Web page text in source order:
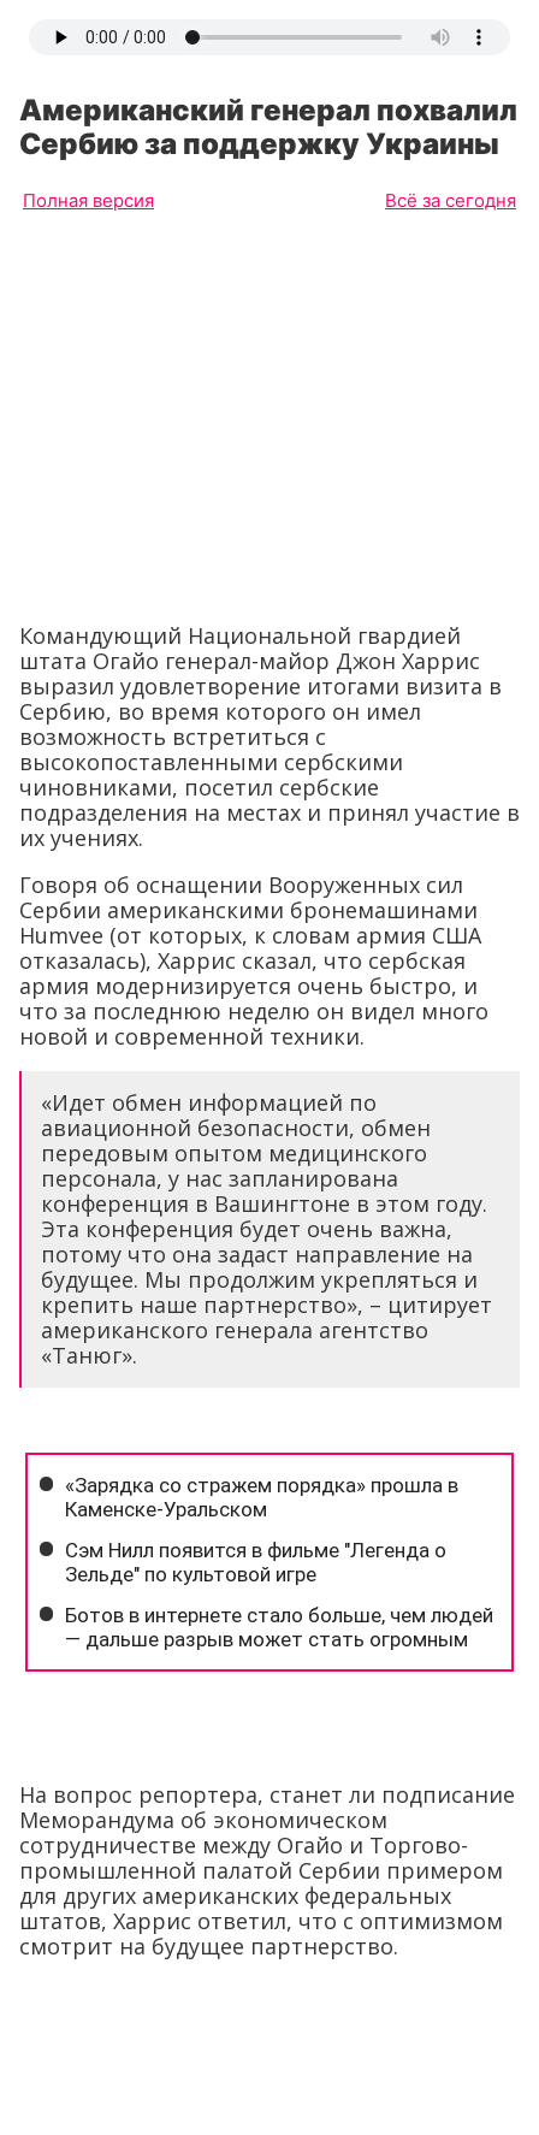
Американский генерал похвалил
Сербию за поддержку Украины
Полная версия Всё за сегодня
Командующий Национальной гвардией
штата Огайо генерал-майор Джон Харрис
выразил удовлетворение итогами визита в
Сербию, во время которого он имел
возможность встретиться с
высокопоставленными сербскими
чиновниками, посетил сербские
подразделения на местах и принял участие в
их учениях.
Говоря об оснащении Вооруженных сил
Сербии американскими бронемашинами
Humvee (от которых, к словам армия США
отказалась), Харрис сказал, что сербская
армия модернизируется очень быстро, и
что за последнюю неделю он видел много
новой и современной техники.
«Идет обмен информацией по
авиационной безопасности, обмен
передовым опытом медицинского
персонала, у нас запланирована
конференция в Вашингтоне в этом году.
Эта конференция будет очень важна,
потому что она задаст направление на
будущее. Мы продолжим укрепляться и
крепить наше партнерство», – цитирует
американского генерала агентство
«Танюг».
На вопрос репортера, станет ли подписание
Меморандума об экономическом
сотрудничестве между Огайо и Торгово-
промышленной палатой Сербии примером
для других американских федеральных
штатов, Харрис ответил, что с оптимизмом
смотрит на будущее партнерство.